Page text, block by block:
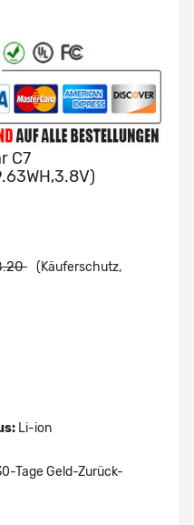
C7
(Käuferschutz,
Li-ion
Tage Geld-Zurück-